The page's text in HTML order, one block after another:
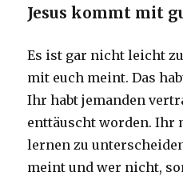
Jesus kommt mit
Es ist gar nicht leicht
mit euch meint. Das
Ihr habt jemanden
enttäuscht worden. Ihr
lernen zu
meint und wer nicht,